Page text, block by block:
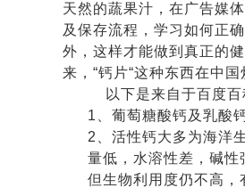
天然的蔬果汁，在广告媒
及保存流程，学习如何正
外，这样才能做到真正的健
来， “钙片“这种东西在中国
以下是来自于百度百
1
、葡萄糖酸钙及乳酸
2
、活性钙大多为海洋
量低，水溶性差，碱
但生物利用度仍不高，